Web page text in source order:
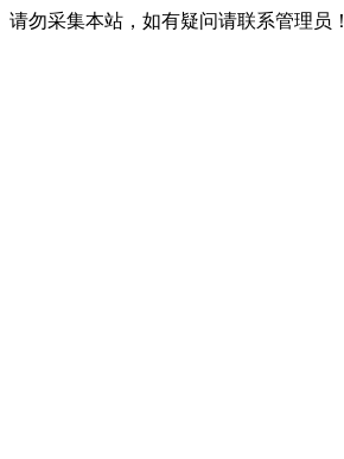
请勿采集本站，如有疑问请联系管理员！